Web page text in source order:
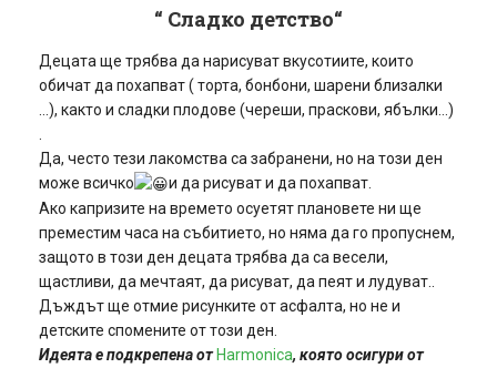
“ Сладко детство“
Децата ще трябва да нарисуват вкусотиите, които
обичат да похапват ( торта, бонбони, шарени близалки
…), както и сладки плодове (череши, праскови, ябълки…)
Да, често тези лакомства са забранени, но на този ден
може всичко
и да рисуват и да похапват.
Ако капризите на времето осуетят плановете ни ще
преместим часа на събитието, но няма да го пропуснем,
защото в този ден децата трябва да са весели,
щастливи, да мечтаят, да рисуват, да пеят и лудуват..
Дъждът ще отмие рисунките от асфалта, но не и
детските спомените от този ден.
Идеята е подкрепена от Harmonica, която осигури от